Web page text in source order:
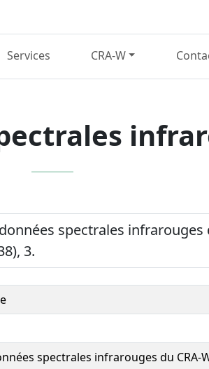
Services CRA-W
spectrales infrarouges
3.
spectrales infrarouges du CRA-